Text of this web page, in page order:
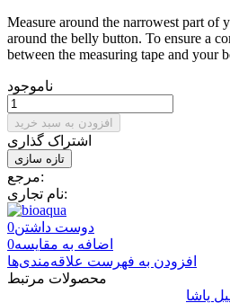
Measure around the narrowest part of
around the belly button. To ensure a
between the measuring tape and your
ناموجود
افزودن به سبد خرید
اشتراک گذاری
مرجع:
نام تجاری:
دوست داشتن0
اضافه به مقایسه0
افزودن به فهرست علاقه‌مندی‌ها
محصولات مرتبط